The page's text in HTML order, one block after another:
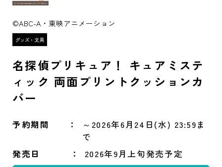
©ABC-A・東映アニメーション
名探偵プリキュア！ キュアミステ
ィック 両面プリントクッションカ
バー
予約期間
～2026年6月24日(水) 23:59ま
で
発売日
2026年9月上旬発売予定